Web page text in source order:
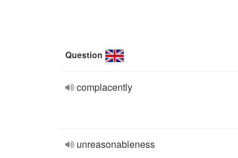
Question
complacently
unreasonableness